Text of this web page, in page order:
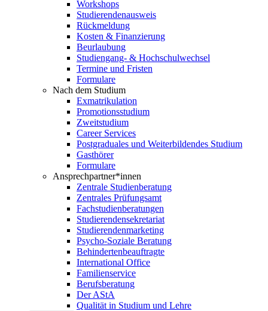
Workshops
Studierendenausweis
Rückmeldung
Kosten & Finanzierung
Beurlaubung
Studiengang- & Hochschulwechsel
Termine und Fristen
Formulare
Nach dem Studium
Exmatrikulation
Promotionsstudium
Zweitstudium
Career Services
Postgraduales und Weiterbildendes Studium
Gasthörer
Formulare
Ansprechpartner*innen
Zentrale Studienberatung
Zentrales Prüfungsamt
Fachstudienberatungen
Studierendensekretariat
Studierendenmarketing
Psycho-Soziale Beratung
Behindertenbeauftragte
International Office
Familienservice
Berufsberatung
Der AStA
Qualität in Studium und Lehre